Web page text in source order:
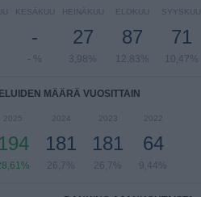
KESÄKUU
-
- %
HEINÄKUU
27
3,98%
ELOKUU
87
12,83%
SYYSKUU
71
10,47%
MÄÄRÄ VUOSITTAIN
2025
194
2024
181
26,7%
2023
181
26,7%
2022
64
9,44%